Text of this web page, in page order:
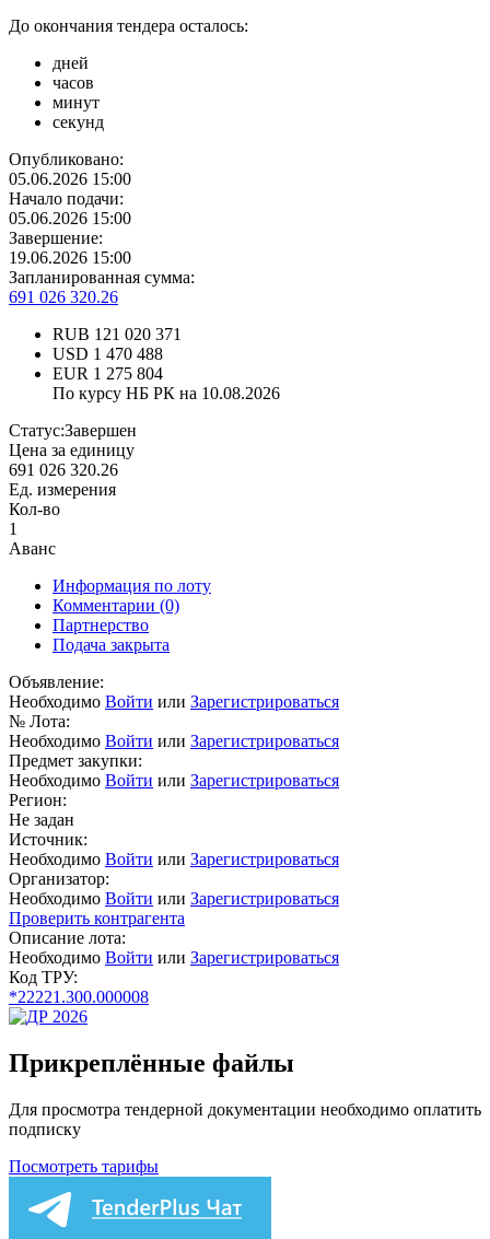
До окончания тендера осталось:
дней
часов
минут
секунд
Опубликовано:
05.06.2026 15:00
Начало подачи:
05.06.2026 15:00
Завершение:
19.06.2026 15:00
Запланированная сумма:
691 026 320.26
RUB 121 020 371
USD 1 470 488
EUR 1 275 804
По курсу НБ РК на 10.08.2026
Статус:Завершен
Цена за единицу
691 026 320.26
Ед. измерения
Кол-во
1
Аванс
Информация по лоту
Комментарии (0)
Партнерство
Подача закрыта
Объявление:
Необходимо Войти или Зарегистрироваться
№ Лота:
Необходимо Войти или Зарегистрироваться
Предмет закупки:
Необходимо Войти или Зарегистрироваться
Регион:
Не задан
Источник:
Необходимо Войти или Зарегистрироваться
Организатор:
Необходимо Войти или Зарегистрироваться
Проверить контрагента
Описание лота:
Необходимо Войти или Зарегистрироваться
Код ТРУ:
*22221.300.000008
Прикреплённые файлы
Для просмотра тендерной документации необходимо оплатить
подписку
Посмотреть тарифы